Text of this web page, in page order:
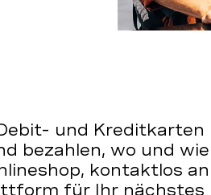
und Kreditkarten
bezahlen, wo und
kontaktlos
für Ihr nächstes